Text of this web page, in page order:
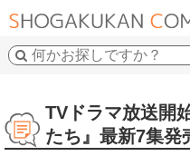
TVドラマ放送開
たち』最新7集発